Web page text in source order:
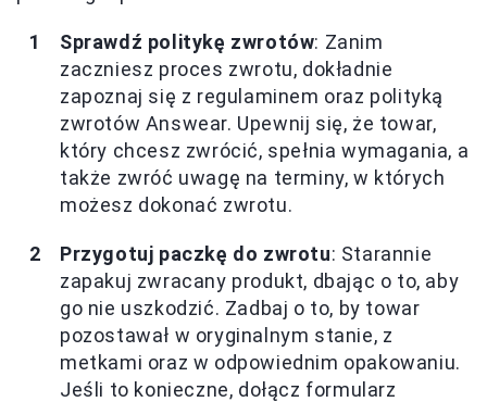
Sprawdź politykę zwrotów: Zanim
zaczniesz proces zwrotu, dokładnie
zapoznaj się z regulaminem oraz polityką
zwrotów Answear. Upewnij się, że towar,
który chcesz zwrócić, spełnia wymagania, a
także zwróć uwagę na terminy, w których
możesz dokonać zwrotu.
Przygotuj paczkę do zwrotu: Starannie
zapakuj zwracany produkt, dbając o to, aby
go nie uszkodzić. Zadbaj o to, by towar
pozostawał w oryginalnym stanie, z
metkami oraz w odpowiednim opakowaniu.
Jeśli to konieczne, dołącz formularz